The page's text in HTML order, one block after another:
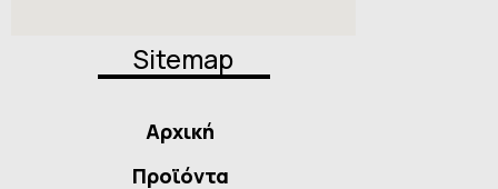
Sitemap
Αρχική
Προϊόντα